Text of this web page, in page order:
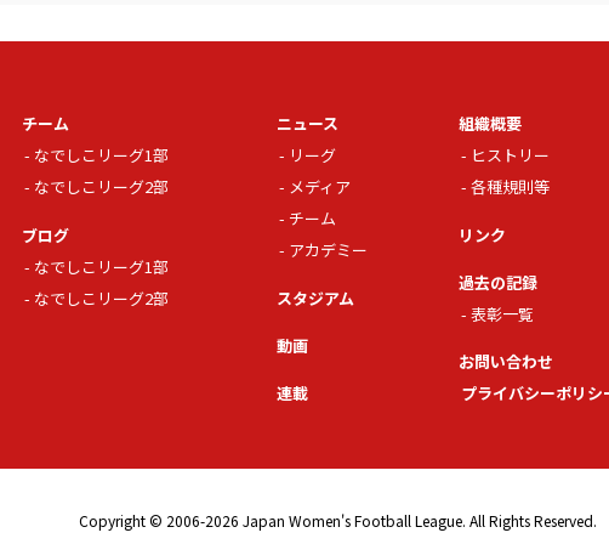
チーム
なでしこリーグ1部
なでしこリーグ2部
ブログ
なでしこリーグ1部
なでしこリーグ2部
ニュース
リーグ
メディア
チーム
アカデミー
スタジアム
動画
連載
組織概要
ヒストリー
各種規則等
リンク
過去の記録
表彰一覧
お問い合わせ
プライバシーポリシ
Copyright © 2006-2026 Japan Women's Football League. All Rights Reserved.